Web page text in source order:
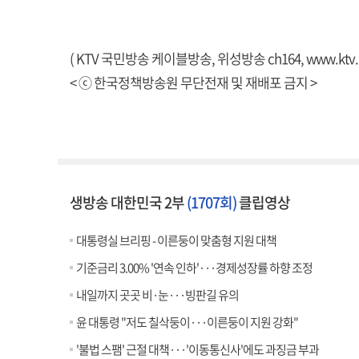
( KTV 국민방송 케이블방송, 위성방송 ch164,
< ⓒ 한국정책방송원 무단전재 및 재배포 금지 >
생방송 대한민국 2부(1707회)클립영상
대통령실 브리핑 - 이른둥이 맞춤형 지원 대책
기준금리 3.00% '연속 인하'···경제성장률 하향 조정
내일까지 곳곳 비·눈···빙판길 유의
윤 대통령 "저도 칠삭둥이···이른둥이 지원 강화"
'불법 스팸' 근절 대책···'이동통신사'에도 과징금 부과